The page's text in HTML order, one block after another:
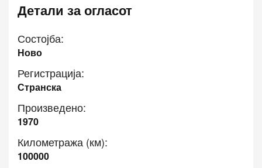
Детали за огласот
Состојба:
Ново
Регистрација:
Странска
Произведено:
1970
Километража (км):
100000